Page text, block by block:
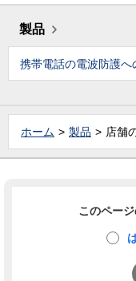
製品
携帯電話の電波防護へ
ホーム 製品 店舗
このペー